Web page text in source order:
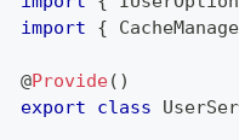
import
{
@Provide( )
export
class